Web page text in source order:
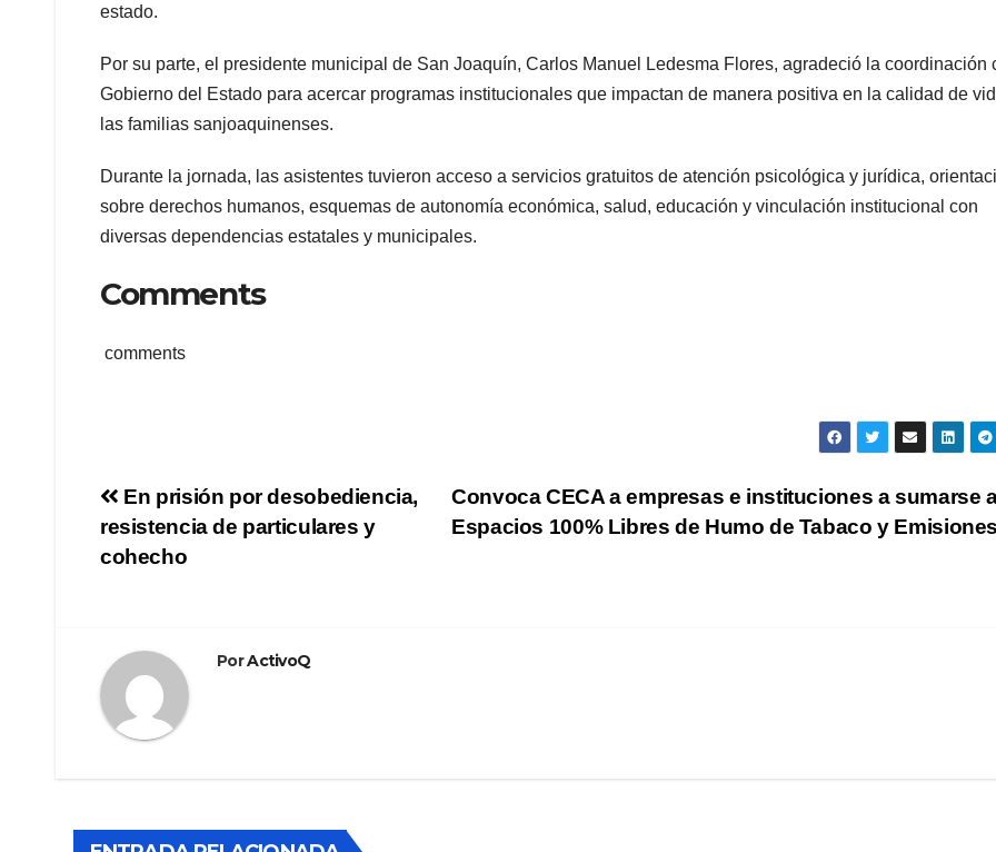
estado.
Por su parte, el presidente municipal de San Joaquín, Carlos Manuel Ledesma Flores, agradeció la coordinación
Gobierno del Estado para acercar programas institucionales que impactan de manera positiva en la calidad de
las familias sanjoaquinenses.
Durante la jornada, las asistentes tuvieron acceso a servicios gratuitos de atención psicológica y jurídica,
sobre derechos humanos, esquemas de autonomía económica, salud, educación y vinculación institucional con
diversas dependencias estatales y municipales.
Comments
comments
Navegación
de
Convoca CECA a empresas e instituciones a sumarse
Espacios 100% Libres de Humo de Tabaco y
En prisión por desobediencia,
resistencia de particulares y
cohecho
PorActivoQ